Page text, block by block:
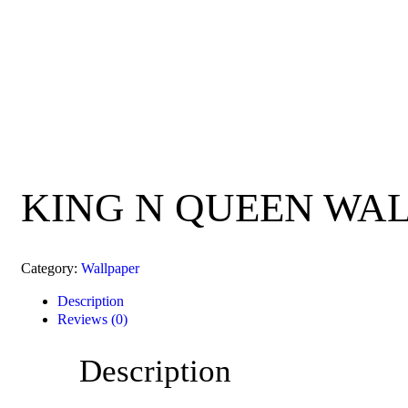
KING N QUEEN
Category: Wallpaper
Description
Reviews (0)
Description